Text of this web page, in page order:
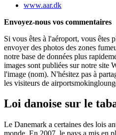
www.aar.dk
Envoyez-nous vos commentaires
Si vous êtes à l'aéroport, vous êtes
envoyer des photos des zones
notre base de données plus
images sont publiées sur notre site
l'image (nom). N'hésitez pas à
les visiteurs de
Loi danoise sur le
Le Danemark a certaines des lois